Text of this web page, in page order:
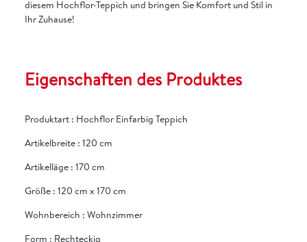
diesem Hochflor-Teppich und bringen Sie Komfort und Stil in
Ihr Zuhause!
Eigenschaften des Produktes
Produktart : Hochflor Einfarbig Teppich
Artikelbreite : 120 cm
Artikelläge : 170 cm
Größe : 120 cm x 170 cm
Wohnbereich : Wohnzimmer
Form : Rechteckig